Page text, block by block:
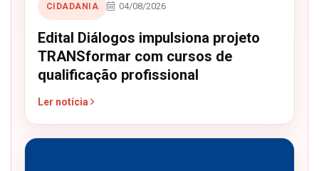
CIDADANIA 04/08/2026
Edital Diálogos impulsiona projeto
TRANSformar com cursos de
qualificação profissional
Ler notícia